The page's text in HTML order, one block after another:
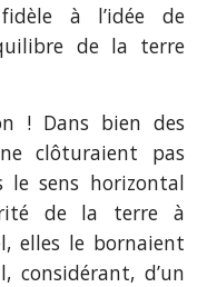
à l’idée de
de la terre
Dans bien des
clôturaient pas
le sens horizontal
de la terre à
elles le bornaient
considérant, d’un